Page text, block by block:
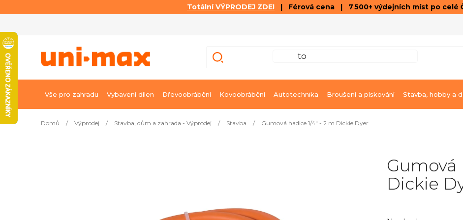
Totální VÝPRODEJ ZDE! | Férová cena | 7 500+ výdejních míst po celé
obsah
Vše pro zahradu Vybavení dílen Dřevoobrábění Kovoobrábění Autotechnika Broušení a pískování Stavba, hobby a
Domů / Výprodej / Stavba, dům a zahrada - Výprodej / Stavba / Gumová hadice 1/4" - 2 m Dickie Dyer
Gumová
Dickie